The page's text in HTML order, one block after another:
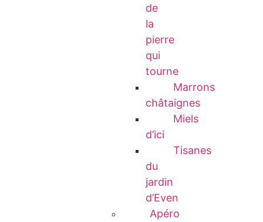
de
la
pierre
qui
tourne
Marrons
châtaignes
Miels
d’ici
Tisanes
du
jardin
d’Even
Apéro